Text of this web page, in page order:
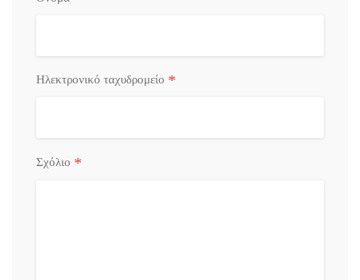
Ηλεκτρονικό ταχυδρομείο *
Σχόλιο *